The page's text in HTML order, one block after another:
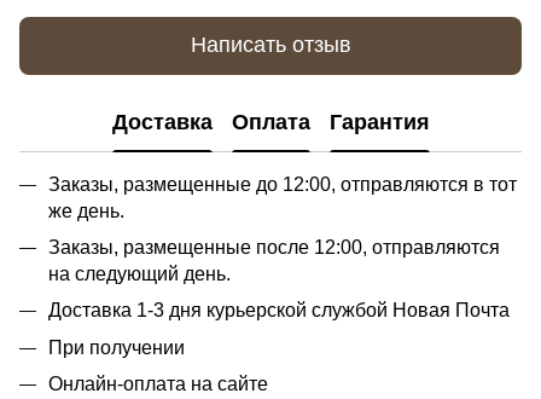
Написать отзыв
Доставка Оплата Гарантия
Заказы, размещенные до 12:00, отправляются в тот
же день.
Заказы, размещенные после 12:00, отправляются
на следующий день.
Доставка 1-3 дня курьерской службой Новая Почта
При получении
Онлайн-оплата на сайте